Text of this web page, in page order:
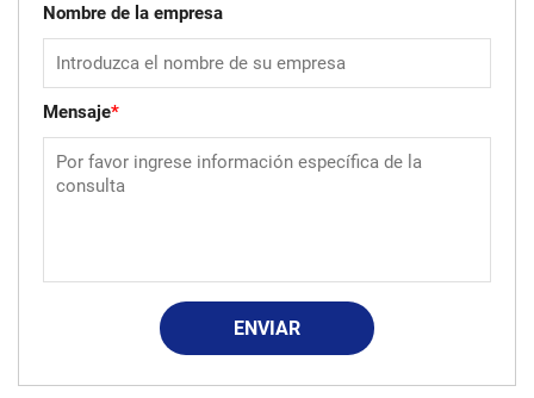
Nombre de la empresa
Mensaje*
ENVIAR